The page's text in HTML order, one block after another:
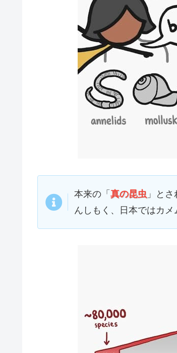
本来の「 真の昆虫 」と
んしもく、日本ではカメ